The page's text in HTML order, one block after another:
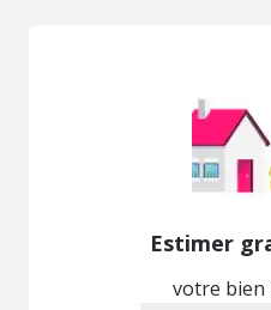
Estimer
votre bien